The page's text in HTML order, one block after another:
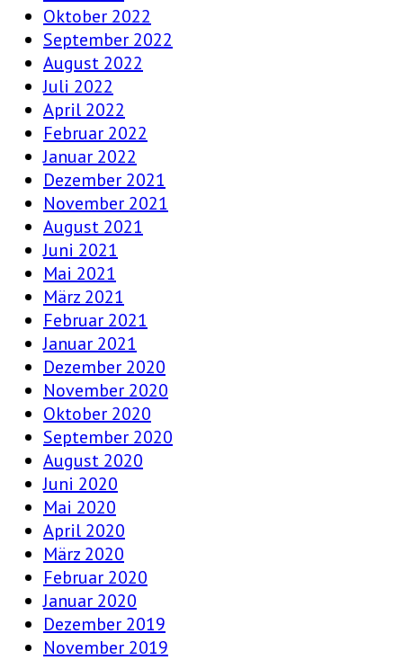
Oktober 2022
September 2022
August 2022
Juli 2022
April 2022
Februar 2022
Januar 2022
Dezember 2021
November 2021
August 2021
Juni 2021
Mai 2021
März 2021
Februar 2021
Januar 2021
Dezember 2020
November 2020
Oktober 2020
September 2020
August 2020
Juni 2020
Mai 2020
April 2020
März 2020
Februar 2020
Januar 2020
Dezember 2019
November 2019